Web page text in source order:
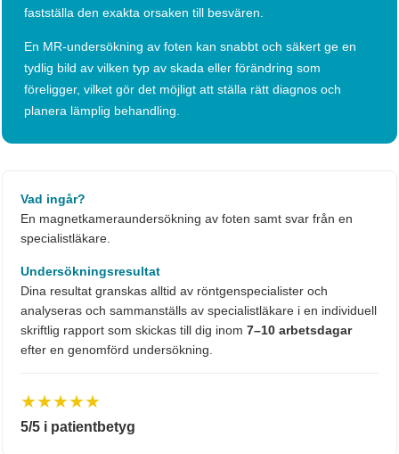
fastställa den exakta orsaken till besvären.
En MR-undersökning av foten kan snabbt och säkert ge en
tydlig bild av vilken typ av skada eller förändring som
föreligger, vilket gör det möjligt att ställa rätt diagnos och
planera lämplig behandling.
Vad ingår?
En magnetkameraundersökning av foten samt svar från en
specialistläkare.
Undersökningsresultat
Dina resultat granskas alltid av röntgenspecialister och
analyseras och sammanställs av specialistläkare i en individuell
skriftlig rapport som skickas till dig inom7–10 arbetsdagar
efter en genomförd undersökning.
★★★★★
5/5 i patientbetyg